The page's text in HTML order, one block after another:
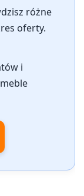
różne
oferty.
i